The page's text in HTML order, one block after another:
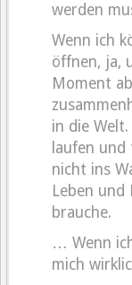
werden
Wenn ich
öffnen, ja,
Moment
in die
laufen
nicht ins
Leben und
brauche.
… Wenn
mich